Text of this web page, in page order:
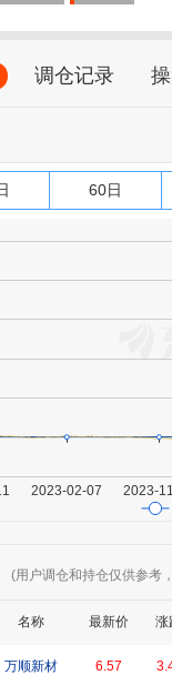
调仓记录
60日
(用户调仓和持仓仅供参考
名称 最新价 涨
万顺新材 6.57